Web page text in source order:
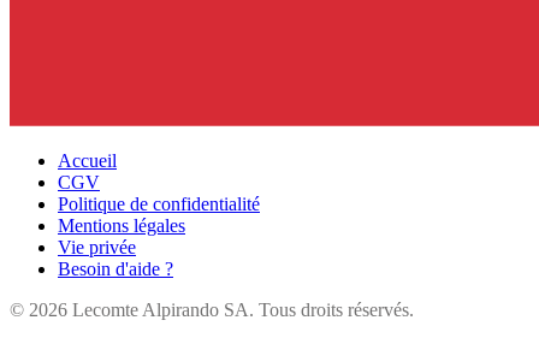
Accueil
CGV
Politique de confidentialité
Mentions légales
Vie privée
Besoin d'aide ?
© 2026 Lecomte Alpirando SA. Tous droits réservés.